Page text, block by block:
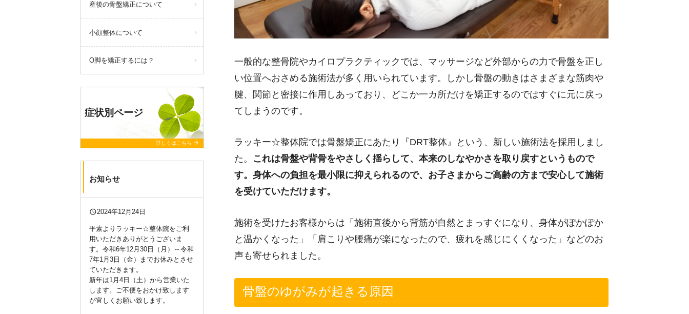
一般的な整骨院やカイロプラクティックでは、マッサージなど外部からの力で骨盤を正し
い位置へおさめる施術法が多く用いられています。しかし骨盤の動きはさまざまな筋肉や
腱、関節と密接に作用しあっており、どこか一カ所だけを矯正するのではすぐに元に戻っ
てしまうのです。
ラッキー☆整体院では骨盤矯正にあたり『DRT整体』という、新しい施術法を採用しまし
た。 これは骨盤や背骨をやさしく揺らして、本来のしなやかさを取り戻すというもので
す。身体への負担を最小限に抑えられるので、お子さまからご高齢の方まで安心して施術
を受けていただけます。
施術を受けたお客様からは「施術直後から背筋が自然とまっすぐになり、身体がぽかぽか
と温かくなった」「肩こりや腰痛が楽になったので、疲れを感じにくくなった」などのお
声も寄せられました。
骨盤のゆがみが起きる原因
産後の骨盤矯正について
小顔整体について
O脚を矯正するには？
症状別ページ
詳しくはこちら arrow_forward
お知らせ
query_builder2024年12月24日
平素よりラッキー☆整体院をご利
用いただきありがとうございま
す。令和6年12月30日（月）～令和
7年1月3日（金）までお休みとさせ
ていただきます。
新年は1月4日（土）から営業いた
します。ご不便をおかけ致します
が宜しくお願い致します。